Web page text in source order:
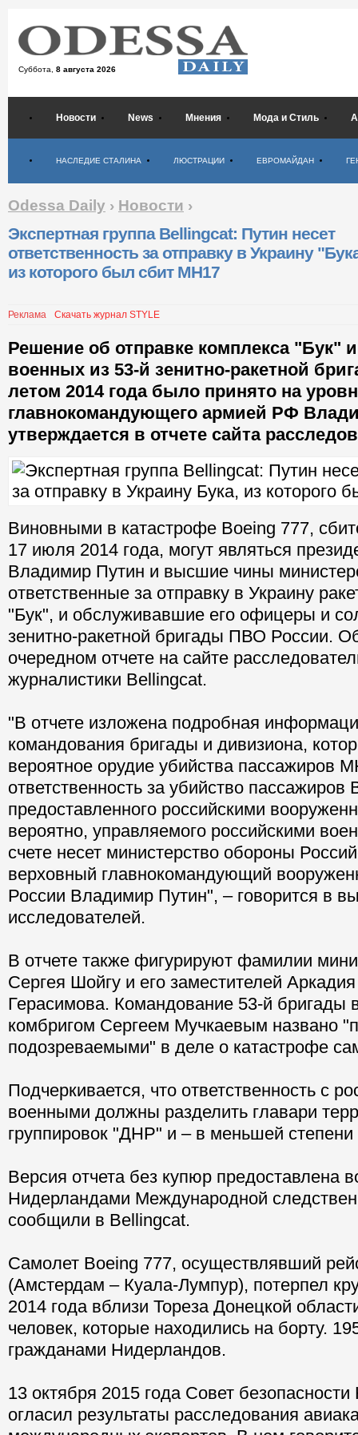
Суббота, 8 августа 2026
Новости News Мнения Мода и Стиль
НАСЛЕДИЕ СТАЛИНА ЛЮСТРАЦИИ ЕВРОМАЙДАН
Odessa Daily › Новости ›
Экспертная группа Bellingcat: Путин несет
ответственность за отправку в Украину
из которого был сбит MH17
Реклама Скачать журнал STYLE
Решение об отправке комплекса "Бук"
военных из 53-й зенитно-ракетной
летом 2014 года было принято на
главнокомандующего армией РФ
утверждается в отчете сайта
Виновными в катастрофе Boeing 777,
17 июля 2014 года, могут являться
Владимир Путин и высшие чины
ответственные за отправку в Украину
"Бук", и обслуживавшие его офицеры и
зенитно-ракетной бригады ПВО России.
очередном отчете на сайте
журналистики Bellingcat.
"В отчете изложена подробная
командования бригады и дивизиона,
вероятное орудие убийства пассажиров
ответственность за убийство пассажиров
предоставленного российскими
вероятно, управляемого российскими
счете несет министерство обороны
верховный главнокомандующий
России Владимир Путин", – говорится в
исследователей.
В отчете также фигурируют фамилии
Сергея Шойгу и его заместителей
Герасимова. Командование 53-й бригады
комбригом Сергеем Мучкаевым названо
подозреваемыми" в деле о катастрофе
Подчеркивается, что ответственность с
военными должны разделить главари
группировок "ДНР" и – в меньшей
Версия отчета без купюр предоставлена
Нидерландами Международной
сообщили в Bellingcat.
Самолет Boeing 777, осуществлявший
(Амстердам – Куала-Лумпур), потерпел
2014 года вблизи Тореза Донецкой
человек, которые находились на борту.
гражданами Нидерландов.
13 октября 2015 года Совет
огласил результаты расследования